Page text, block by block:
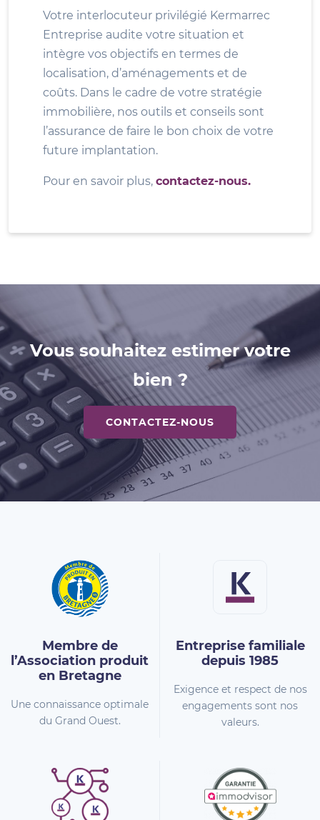
Votre interlocuteur privilégié Kermarrec
Entreprise audite votre situation et
intègre vos objectifs en termes de
localisation, d’aménagements et de
coûts. Dans le cadre de votre stratégie
immobilière, nos outils et conseils sont
l’assurance de faire le bon choix de votre
future implantation.
Pour en savoir plus, contactez-nous.
Vous souhaitez estimer votre
bien ?
CONTACTEZ-NOUS
Membre de
l’Association produit
en Bretagne
Une connaissance optimale
du Grand Ouest.
Entreprise familiale
depuis 1985
Exigence et respect de nos
engagements sont nos
valeurs.